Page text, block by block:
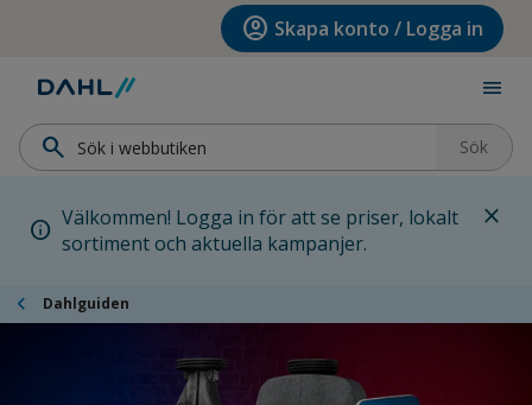
Hoppa till huvudinnehållet account_circle Skapa konto / Logga in
menu
search Sök
info Välkommen! Logga in för att se priser, lokalt
sortiment och aktuella kampanjer.
close
chevron_left Dahlguiden